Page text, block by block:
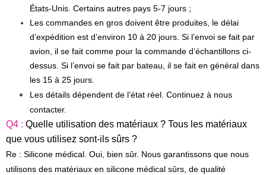
États-Unis. Certains autres pays 5-7 jours ;
Les commandes en gros doivent être produites, le délai
d’expédition est d’environ 10 à 20 jours. Si l’envoi se fait par
avion, il se fait comme pour la commande d’échantillons ci-
dessus. Si l’envoi se fait par bateau, il se fait en général dans
les 15 à 25 jours.
Les détails dépendent de l’état réel. Continuez à nous
contacter.
Q4 : Quelle utilisation des matériaux ? Tous les matériaux
que vous utilisez sont-ils sûrs ?
Re : Silicone médical. Oui, bien sûr. Nous garantissons que nous
utilisons des matériaux en silicone médical sûrs, de qualité